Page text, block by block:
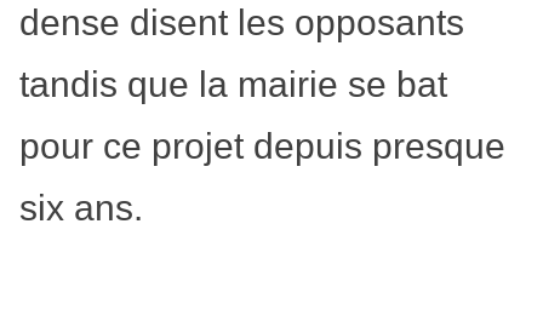
dense disent les opposants
tandis que la mairie se bat
pour ce projet depuis presque
six ans.